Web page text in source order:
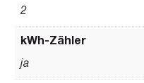
2
kWh-Zähler
ja